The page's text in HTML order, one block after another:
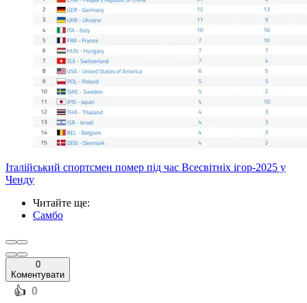
Італійський спортсмен помер під час Всесвітніх ігор-2025 у
Ченду
Читайте ще:
Самбо
0
Коментувати
️👍 0